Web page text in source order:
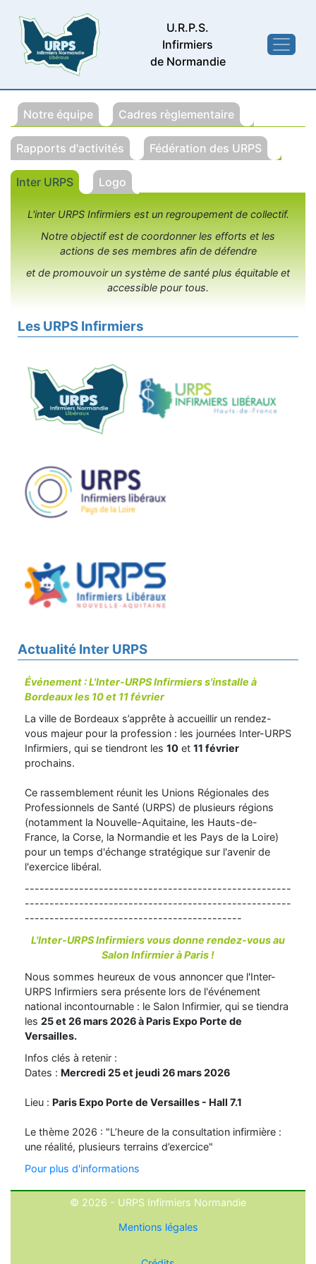
U.R.P.S.
Infirmiers
de Normandie
Notre équipe Cadres règlementaire
Rapports d'activités Fédération des URPS
Inter URPS Logo
L'inter URPS Infirmiers est un regroupement de collectif.
Notre objectif est de coordonner les efforts et les
actions de ses membres afin de défendre
et de promouvoir un système de santé plus équitable et
accessible pour tous.
Les URPS Infirmiers
Actualité Inter URPS
Événement : L'Inter-URPS Infirmiers s'installe à
Bordeaux les 10 et 11 février
La ville de Bordeaux s’apprête à accueillir un rendez-
vous majeur pour la profession : les journées Inter-URPS
Infirmiers, qui se tiendront les 10 et 11 février
prochains.
Ce rassemblement réunit les Unions Régionales des
Professionnels de Santé (URPS) de plusieurs régions
(notamment la Nouvelle-Aquitaine, les Hauts-de-
France, la Corse, la Normandie et les Pays de la Loire)
pour un temps d'échange stratégique sur l'avenir de
l'exercice libéral.
------------------------------------------------------
------------------------------------------------------
--------------------------------------------
L'Inter-URPS Infirmiers vous donne rendez-vous au
Salon Infirmier à Paris !
Nous sommes heureux de vous annoncer que l'Inter-
URPS Infirmiers sera présente lors de l'événement
national incontournable : le Salon Infirmier, qui se tiendra
les 25 et 26 mars 2026 à Paris Expo Porte de
Versailles.
Infos clés à retenir :
Dates : Mercredi 25 et jeudi 26 mars 2026
Lieu : Paris Expo Porte de Versailles - Hall 7.1
Le thème 2026 : "L’heure de la consultation infirmière :
une réalité, plusieurs terrains d’exercice"
Pour plus d'informations
© 2026 - URPS Infirmiers Normandie
Mentions légales